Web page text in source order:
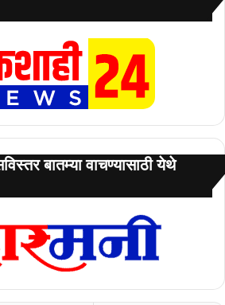
बातम्या वाचण्यासाठी येथे